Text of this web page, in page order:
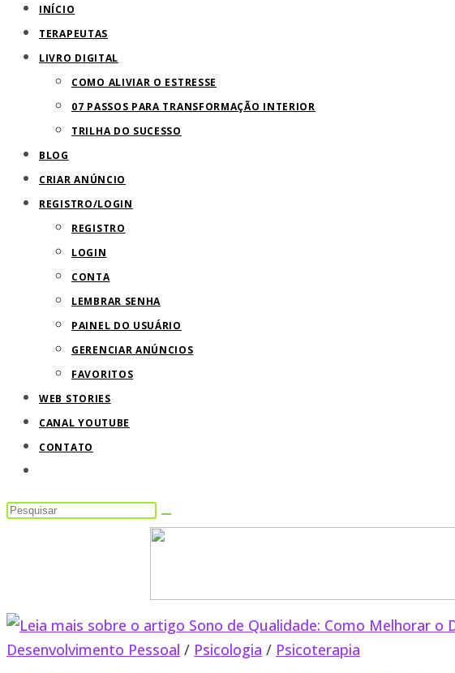
de
pesquisa.
site
fechar
o
painel
INÍCIO
TERAPEUTAS
LIVRO DIGITAL
COMO ALIVIAR O ESTRESSE
07 PASSOS PARA TRANSFORMAÇÃO INTERIOR
TRILHA DO SUCESSO
BLOG
CRIAR ANÚNCIO
REGISTRO/LOGIN
REGISTRO
LOGIN
CONTA
LEMBRAR SENHA
PAINEL DO USUÁRIO
GERENCIAR ANÚNCIOS
FAVORITOS
WEB STORIES
CANAL YOUTUBE
CONTATO
SITE
Pesquisar
Desenvolvimento Pessoal / Psicologia / Psicoterapia